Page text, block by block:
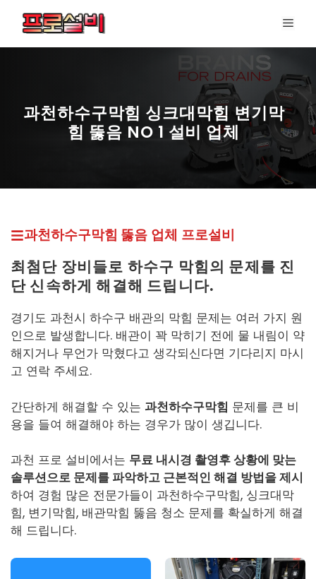
츠
메
과천하수구막힘 싱크대막힘 변기막
힘 뚫음 NO 1 설비 업체
프로설비 최신 페이지
과천하수구막힘 뚫음 업체 프로설비
최첨단 장비들로 하수구 막힘의 문제를 진
단 신속하게 해결해 드립니다.
경기도 과천시 하수구 배관의 막힘 문제는 여러 가지 원
인으로 발생합니다. 배관이 꽉 막히기 전에 물 내림이 약
해지거나 무언가 막혔다고 생각되신다면 기다리지 마시
고 연락 주세요.
간단하게 해결할 수 있는 과천하수구막힘 문제를 큰 비
용을 들여 해결해야 하는 경우가 많이 생깁니다.
과천 프로 설비에서는 무료 내시경 촬영후 상황에 맞는
솔루션으로 문제를 파악하고 근본적인 해결 방법을 제시
하여 경험 많은 전문가들이 과천하수구막힘, 싱크대막
힘, 변기막힘, 배관막힘 뚫음 청소 문제를 확실하게 해결
해 드립니다.